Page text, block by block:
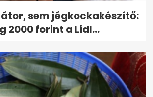
sem jégkockakészítő:
2000 forint a Lidl...